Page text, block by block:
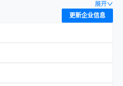
决定规定无需许可（审批）的，市场
健身休闲活动；棋牌室服务；剧本娱乐
艺及娱乐用品销售；游艺用品及室内游
品（预包装）销售；食品销售（仅销售
规非禁止或限制的项目）许可项目：烟
展开
更新企业信息